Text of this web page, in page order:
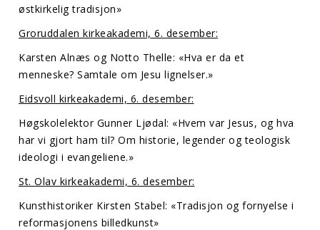
østkirkelig tradisjon»
Groruddalen kirkeakademi, 6. desember:
Karsten Alnæs og Notto Thelle: «Hva er da et
menneske? Samtale om Jesu lignelser.»
Eidsvoll kirkeakademi, 6. desember:
Høgskolelektor Gunner Ljødal: «Hvem var Jesus, og hva
har vi gjort ham til? Om historie, legender og teologisk
ideologi i evangeliene.»
St. Olav kirkeakademi, 6. desember:
Kunsthistoriker Kirsten Stabel: «Tradisjon og fornyelse i
reformasjonens billedkunst»